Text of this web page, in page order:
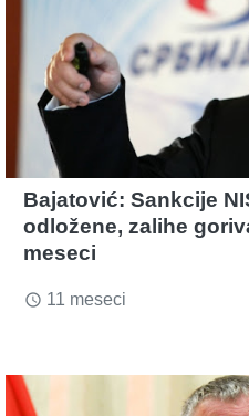
Bajatović: Sankcije
odložene, zalihe
meseci
access_time 11 meseci